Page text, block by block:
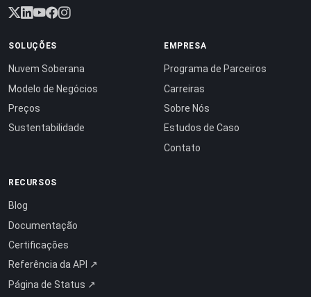
SOLUÇÕES
Nuvem Soberana
Modelo de Negócios
Preços
Sustentabilidade
EMPRESA
Programa de Parceiros
Carreiras
Sobre Nós
Estudos de Caso
Contato
RECURSOS
Blog
Documentação
Certificações
Referência da API ↗
Página de Status ↗